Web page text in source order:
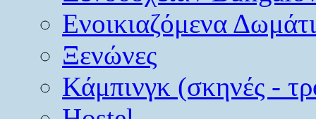
Ενοικιαζόμενα
Ξενώνες
Κάμπινγκ (σκηνές -